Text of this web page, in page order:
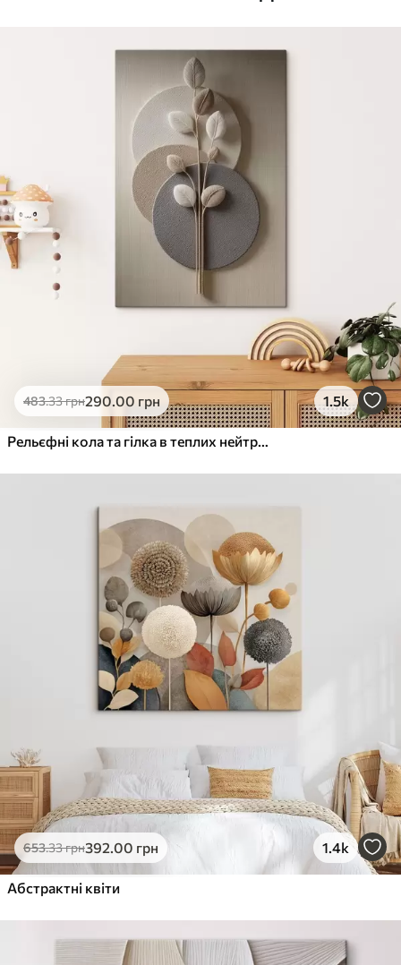
Яскраві, насичені кольори
Стійкість до вицвітання
Безпечне чорнило без запаху
Поверхня з текстурою полотна
Екологічний матеріал
Преміум
Від490
Яскраві, насичені кольори
Стійкість до вицвітання
Безпечне чорнило без запаху
Поверхня з текстурою полотна
Еко-Преміум
.00грн
✓Яскраві, насичені кольори
Поверхня з текстурою полотна
Екологічний матеріал
483.33грн290.00 грн 1.5k
Рельєфні кола та гілка в теплих нейтральних тонах
653.33грн392.00 грн 1.4k
Абстрактні квіти